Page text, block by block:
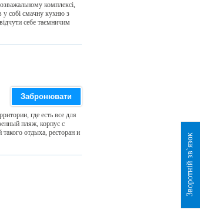
комплексі,
у собі смачну кухню з
себе таємничим
Забронювати
где есть все для
пляж, корпус с
отдыха, ресторан и
Зворотній зв`язок